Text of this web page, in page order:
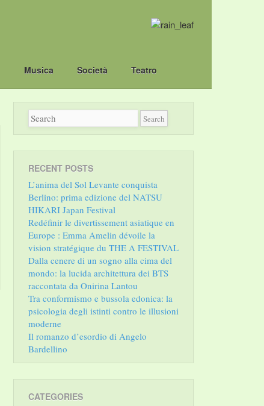
Musica Società Teatro
RECENT POSTS
L’anima del Sol Levante conquista
Berlino: prima edizione del NATSU
HIKARI Japan Festival
Redéfinir le divertissement asiatique en
Europe : Emma Amelin dévoile la
vision stratégique du THE A FESTIVAL
Dalla cenere di un sogno alla cima del
mondo: la lucida architettura dei BTS
raccontata da Onirina Lantou
Tra conformismo e bussola edonica: la
psicologia degli istinti contro le illusioni
moderne
Il romanzo d’esordio di Angelo
Bardellino
CATEGORIES